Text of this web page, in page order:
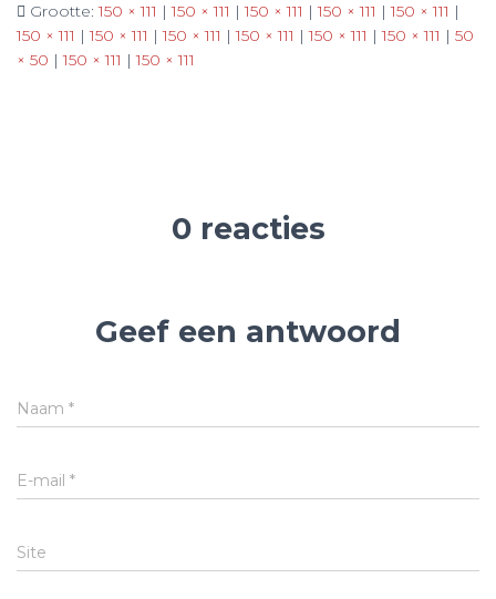
Grootte:150 × 111 | 150 × 111 | 150 × 111 | 150 × 111 | 150 × 111 |
150 × 111 | 150 × 111 | 150 × 111 | 150 × 111 | 150 × 111 | 150 × 111 | 50
× 50 | 150 × 111 | 150 × 111
0 reacties
Geef een antwoord
Naam *
E-mail *
Site